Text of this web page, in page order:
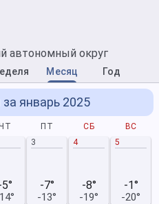
автономный округ
Месяц Год
январь 2025
ПТ СБ
ВС
3
-7°
-13°
4
-8°
-19°
5
-1°
-20°